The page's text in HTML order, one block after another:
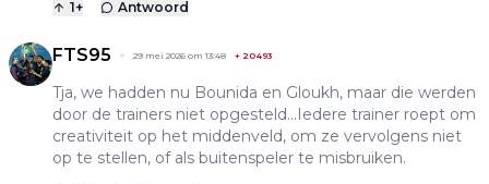
1+ Antwoord
FTS95 29 mei 2026 om 13:48 + 20493
Tja, we hadden nu Bounida en Gloukh, maar die werden
door de trainers niet opgesteld...Iedere trainer roept om
creativiteit op het middenveld, om ze vervolgens niet
op te stellen, of als buitenspeler te misbruiken.